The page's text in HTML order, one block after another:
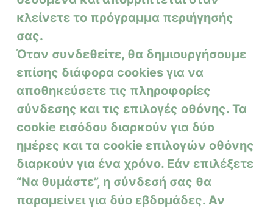
κλείνετε το πρόγραμμα περιήγησής
σας.
Όταν συνδεθείτε, θα δημιουργήσουμε
επίσης διάφορα cookies για να
αποθηκεύσετε τις πληροφορίες
σύνδεσης και τις επιλογές οθόνης. Τα
cookie εισόδου διαρκούν για δύο
ημέρες και τα cookie επιλογών οθόνης
διαρκούν για ένα χρόνο. Εάν επιλέξετε
“Να θυμάστε”, η σύνδεσή σας θα
παραμείνει για δύο εβδομάδες. Αν